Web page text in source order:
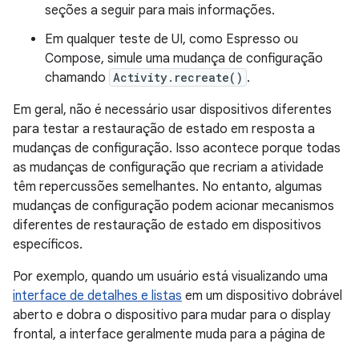
seções a seguir para mais informações.
Em qualquer teste de UI, como Espresso ou
Compose, simule uma mudança de configuração
chamando Activity.recreate() .
Em geral, não é necessário usar dispositivos diferentes
para testar a restauração de estado em resposta a
mudanças de configuração. Isso acontece porque todas
as mudanças de configuração que recriam a atividade
têm repercussões semelhantes. No entanto, algumas
mudanças de configuração podem acionar mecanismos
diferentes de restauração de estado em dispositivos
específicos.
Por exemplo, quando um usuário está visualizando uma
interface de detalhes e listas em um dispositivo dobrável
aberto e dobra o dispositivo para mudar para o display
frontal, a interface geralmente muda para a página de